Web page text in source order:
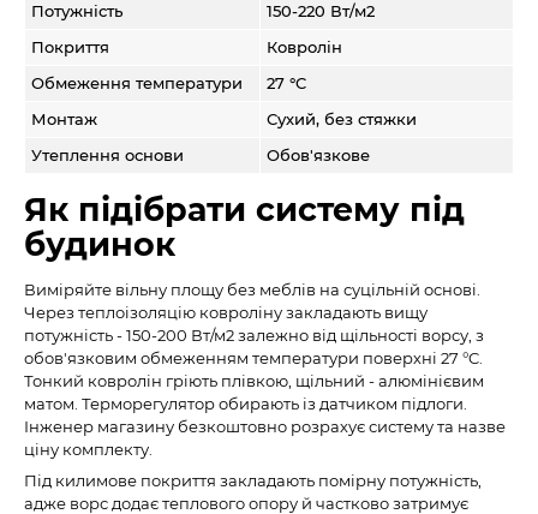
Потужність
150-220 Вт/м2
Покриття
Ковролін
Обмеження температури
27 °C
Монтаж
Сухий, без стяжки
Утеплення основи
Обов'язкове
Як підібрати систему під
будинок
Виміряйте вільну площу без меблів на суцільній основі.
Через теплоізоляцію ковроліну закладають вищу
потужність - 150-200 Вт/м2 залежно від щільності ворсу, з
обов'язковим обмеженням температури поверхні 27 °C.
Тонкий ковролін гріють плівкою, щільний - алюмінієвим
матом. Терморегулятор обирають із датчиком підлоги.
Інженер магазину безкоштовно розрахує систему та назве
ціну комплекту.
Під килимове покриття закладають помірну потужність,
адже ворс додає теплового опору й частково затримує